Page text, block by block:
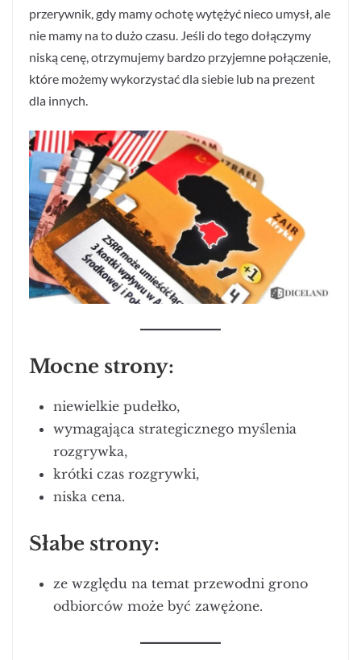
przerywnik, gdy mamy ochotę wytężyć nieco umysł, ale
nie mamy na to dużo czasu. Jeśli do tego dołączymy
niską cenę, otrzymujemy bardzo przyjemne połączenie,
które możemy wykorzystać dla siebie lub na prezent
dla innych.
Mocne strony:
niewielkie pudełko,
wymagająca strategicznego myślenia
rozgrywka,
krótki czas rozgrywki,
niska cena.
Słabe strony:
ze względu na temat przewodni grono
odbiorców może być zawężone.